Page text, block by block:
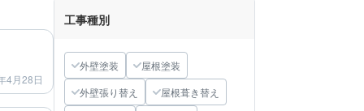
4月28日
工事種別
外壁塗装
屋根塗装
外壁張り替え
屋根葺き替え